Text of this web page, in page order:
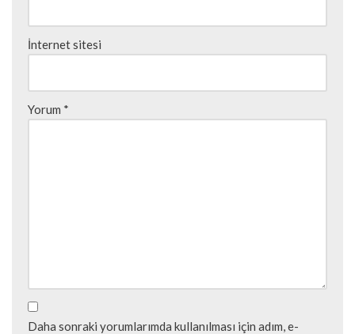
İnternet sitesi
Yorum *
Daha sonraki yorumlarımda kullanılması için adım, e-